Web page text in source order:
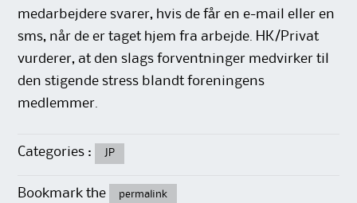
medarbejdere svarer, hvis de får en e-mail eller en
sms, når de er taget hjem fra arbejde. HK/Privat
vurderer, at den slags forventninger medvirker til
den stigende stress blandt foreningens
medlemmer.
Categories : JP
Bookmark the permalink